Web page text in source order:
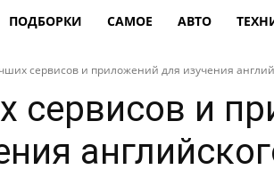
ПОДБОРКИ САМОЕ АВТО
сервисов и приложений для изучения
сервисов и